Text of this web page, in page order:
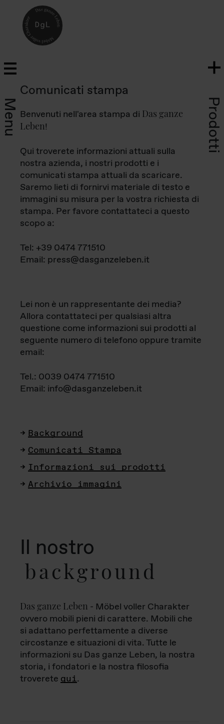
Menu Prodotti
Comunicati stampa
Benvenuti nell'area stampa di Das ganze
Leben!
Qui troverete informazioni attuali sulla
nostra azienda, i nostri prodotti e i
comunicati stampa attuali da scaricare.
Saremo lieti di fornirvi materiale di testo e
immagini su misura per la vostra richiesta di
stampa. Per favore contattateci a questo
scopo a:
Tel: +39 0474 771510
Email: press@dasganzeleben.it
Lei non è un rappresentante dei media?
Allora contattateci per qualsiasi altra
questione come informazioni sui prodotti al
seguente numero di telefono oppure tramite
email:
Tel.: 0039 0474 771510
Email: info@dasganzeleben.it
Background
Comunicati Stampa
Informazioni sui prodotti
Archivio immagini
Il nostro
background
Das ganze Leben - Möbel voller Charakter
ovvero mobili pieni di carattere. Mobili che
si adattano perfettamente a diverse
circostanze e situazioni di vita. Tutte le
informazioni su Das ganze Leben, la nostra
storia, i fondatori e la nostra filosofia
troverete qui.